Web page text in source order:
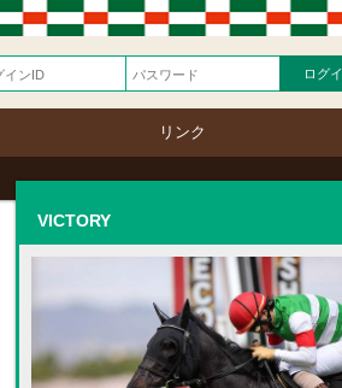
リンク
VICTORY